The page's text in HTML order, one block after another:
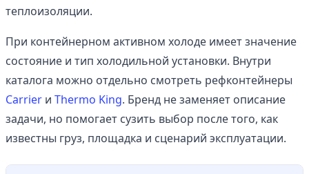
теплоизоляции.
При контейнерном активном холоде имеет значение
состояние и тип холодильной установки. Внутри
каталога можно отдельно смотреть рефконтейнеры
Carrier и Thermo King. Бренд не заменяет описание
задачи, но помогает сузить выбор после того, как
известны груз, площадка и сценарий эксплуатации.